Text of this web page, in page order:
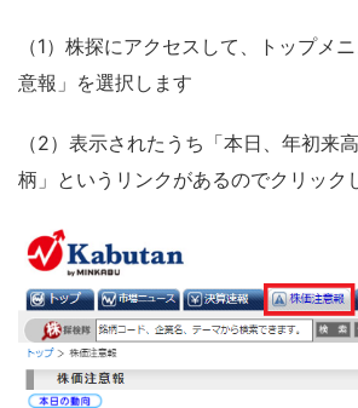
（1）株探にアクセスして、トップメ
意報」を選択します
（2）表示されたうち「本日、年初来
柄」というリンクがあるのでクリック